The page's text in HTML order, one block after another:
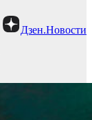
Дзен.Новости